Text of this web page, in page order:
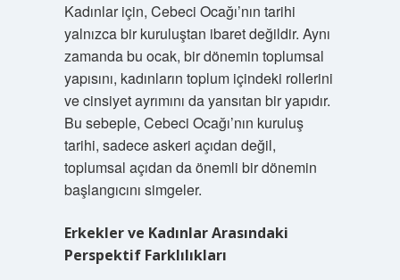
Kadınlar için, Cebeci Ocağı’nın tarihi
yalnızca bir kuruluştan ibaret değildir. Aynı
zamanda bu ocak, bir dönemin toplumsal
yapısını, kadınların toplum içindeki rollerini
ve cinsiyet ayrımını da yansıtan bir yapıdır.
Bu sebeple, Cebeci Ocağı’nın kuruluş
tarihi, sadece askeri açıdan değil,
toplumsal açıdan da önemli bir dönemin
başlangıcını simgeler.
Erkekler ve Kadınlar Arasındaki
Perspektif Farklılıkları